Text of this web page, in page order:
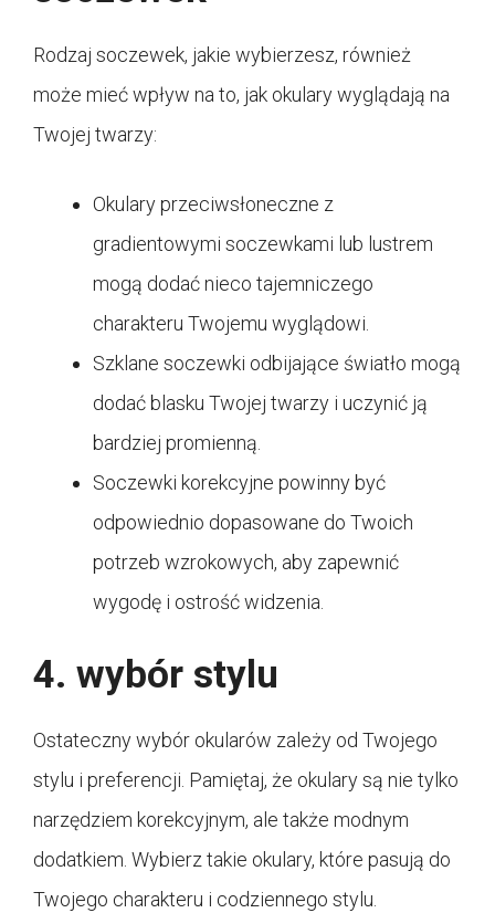
Rodzaj soczewek, jakie wybierzesz, również
może mieć wpływ na to, jak okulary wyglądają na
Twojej twarzy:
Okulary przeciwsłoneczne z
gradientowymi soczewkami lub lustrem
mogą dodać nieco tajemniczego
charakteru Twojemu wyglądowi.
Szklane soczewki odbijające światło mogą
dodać blasku Twojej twarzy i uczynić ją
bardziej promienną.
Soczewki korekcyjne powinny być
odpowiednio dopasowane do Twoich
potrzeb wzrokowych, aby zapewnić
wygodę i ostrość widzenia.
4. wybór stylu
Ostateczny wybór okularów zależy od Twojego
stylu i preferencji. Pamiętaj, że okulary są nie tylko
narzędziem korekcyjnym, ale także modnym
dodatkiem. Wybierz takie okulary, które pasują do
Twojego charakteru i codziennego stylu.